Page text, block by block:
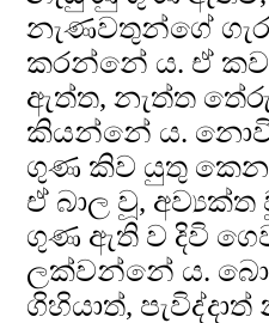
නැණවතුන්ගේ
කරන්නේ ය. ඒ
ඇත්ත, නැත්ත
කියන්නේ ය.
ගුණ කිව යුතු
ඒ බාල වූ,
ගුණ ඇති ව දිවි
ලක්වන්නේ ය.
ගිහියාත්,